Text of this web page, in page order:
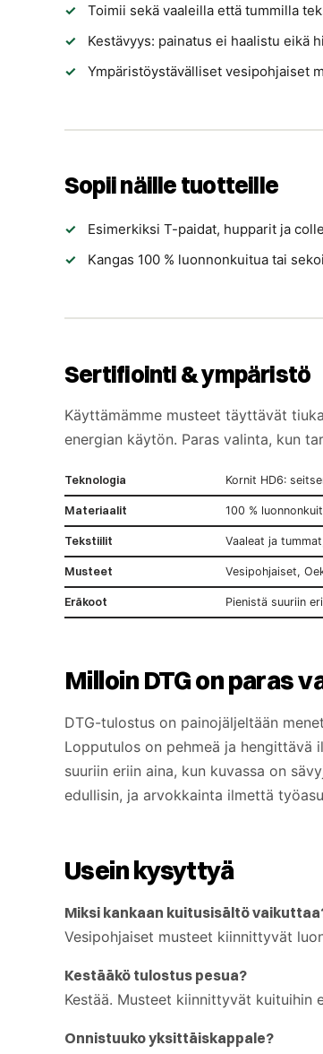
Toimii sekä vaaleilla että tummilla
Kestävyys: painatus ei haalistu eikä
Ympäristöystävälliset vesipohjaiset
Sopii näille tuotteille
Esimerkiksi T-paidat, hupparit ja
Kangas 100 % luonnonkuitua tai
Sertifiointi & ympäristö
Käyttämämme musteet täyttävät
energian käytön. Paras valinta, kun
Teknologia Kornit HD6:
Materiaalit 100 %
Tekstiilit Vaaleat ja
Musteet Vesipohjaiset,
Eräkoot Pienistä suuriin
Milloin DTG on paras
DTG-tulostus on painojäljeltään
Lopputulos on pehmeä ja hengittävä
suuriin eriin aina, kun kuvassa on
edullisin, ja arvokkainta ilmettä
Usein kysyttyä
Miksi kankaan kuitusisältö
Vesipohjaiset musteet kiinnittyvät
Kestääkö tulostus pesua?
Kestää. Musteet kiinnittyvät kuituihin
Onnistuuko yksittäiskappale?